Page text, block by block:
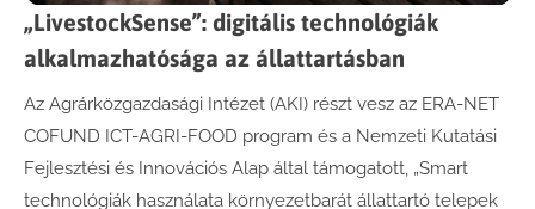
„LivestockSense”: digitális technológiák
alkalmazhatósága az állattartásban
Az Agrárközgazdasági Intézet (AKI) részt vesz az ERA-NET
COFUND ICT-AGRI-FOOD program és a Nemzeti Kutatási
Fejlesztési és Innovációs Alap által támogatott, „Smart
technológiák használata környezetbarát állattartó telepek